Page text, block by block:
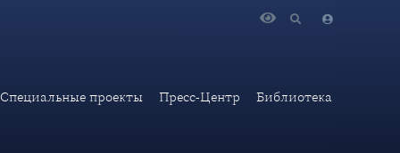
Специальные проекты Пресс-Центр Библиотека